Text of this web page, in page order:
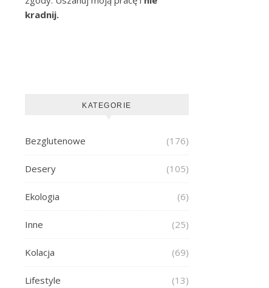
kradnij.
KATEGORIE
Bezglutenowe (176)
Desery (105)
Ekologia (6)
Inne (25)
Kolacja (69)
Lifestyle (13)